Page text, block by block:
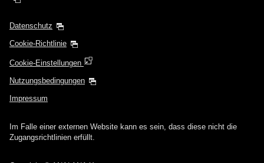
Datenschutz
Cookie-Richtlinie
Cookie-Einstellungen
Nutzungsbedingungen
Impressum
Im Falle einer externen Website kann es sein, dass diese nicht die
Zugangsrichtlinien erfüllt.